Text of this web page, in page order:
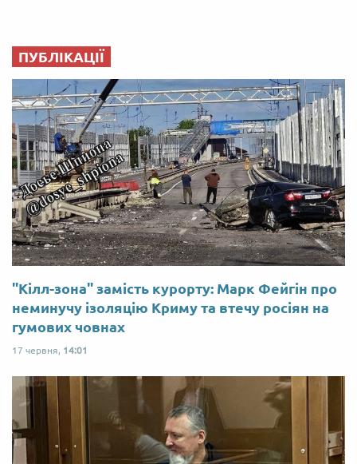
ПУБЛІКАЦІЇ
"Кілл-зона" замість курорту: Марк Фейгін про
неминучу ізоляцію Криму та втечу росіян на
гумових човнах
17 червня, 14:01